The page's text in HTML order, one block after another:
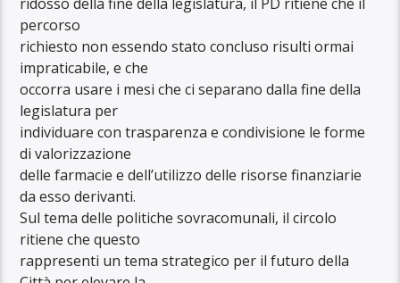
percorso
richiesto non essendo stato concluso risulti ormai
impraticabile, e che
occorra usare i mesi che ci separano dalla fine della
legislatura per
individuare con trasparenza e condivisione le forme
di valorizzazione
delle farmacie e dell’utilizzo delle risorse finanziarie
da esso derivanti.
Sul tema delle politiche sovracomunali, il circolo
ritiene che questo
rappresenti un tema strategico per il futuro della